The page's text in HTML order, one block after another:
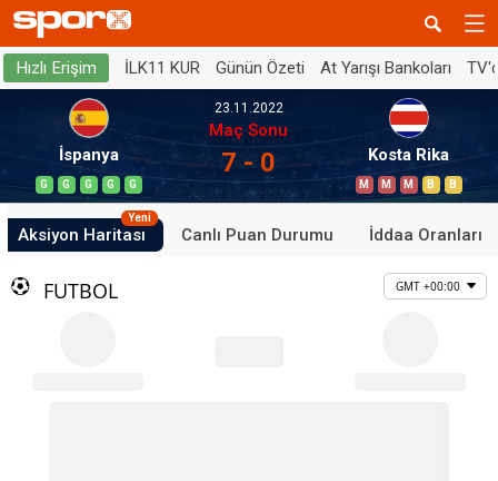
Hızlı Erişim İLK11 KUR Günün Özeti At Yarışı Bankoları
İspanya
G G G G G
23.11.2022
Maç Sonu
7 - 0 Kosta Rika
M M M B B
Aksiyon Haritası
Yeni
Canlı Puan Durumu İddaa Oranları
FUTBOL GMT +00:00